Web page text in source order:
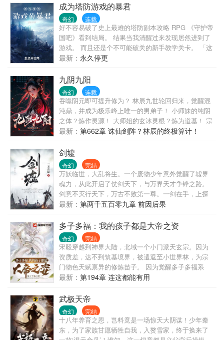
成为塔防游戏的暴君
奇幻 连载
好不容易破了史上最难的塔防副本攻略 RPG 《守护帝
国吧》看到结局。 结果当我清醒过来发现居然进到了
游戏。 而且还是个不可能破关的新手教学关卡。 「这
该死的粪GAME，我一定会破给你看……！」 (看到这
个作品的人别走先,先看一下,才决定要不要弃)
最新： 永久停更
九阴九阳
奇幻 连载
吞噬阴元即可提升修为？ 林辰九世轮回归来，觉醒混
沌鼎，并成为极乐峰上唯一的男弟子！ 小师妹的纯阴
之体？炼作灵源！ 大师姐的玄冰灵根？炼为道基！ 宗
门圣女的星辰血脉？炼入己身！ 女帝的至尊道骨？炼
成无上神通！ 炼！炼！！炼！！！ 这一世，他以三千
红颜为鼎炉，诸天法则为薪柴，誓要焚尽万世枷锁，
炼出一条独断万古的长生大道！
最新： 第662章 诛仙剑阵？林辰的终极算计！
剑墟
奇幻 完结
万妖临世，大乱将生。一个废物少年意外觉醒了墟界
魂力，从此开启了仗剑天下，与万界天才争锋之路。
剑意不灭行天下，万古不败第一尊。一剑在手，上探
九霄，下闯幽府，争霸异界，让天下万剑朝宗！
最新： 第两千五百零九章 前因后果
多子多福：我的孩子都是大帝之资
奇幻 完结
宋毅穿越到神界大陆，北域一个小门派天玄宗。因为
资质差，达不到筑基境界，被遣返至小世界林，为宗
门物色天赋禀异的修炼苗子。 因为觉醒多子多福系
统，只要生孩子就能获得奖励。 而且生的孩子都是拥
有大帝模板资质。 宋毅在一个小世界林，生下宋昊，
宋炎两个儿子，获得了至尊骨、异火等专属武器功
法。并且带着两个儿子，前往天玄宗弟子阁上交。 准
备利用宗门资源培养自己的儿子。 在天赋测试的时
候，意外结仇先天后期的张继，并且两个儿子天赋测
试出现异常。 值守长老发现异状，便将宋毅两个儿子
最新： 第194章 连这都能有用
武极天帝
奇幻 完结
十八年养育之恩，岂料竟是一场惊天大阴谋！少年秦
东，为了家族甘愿牺牲自我，入赘雪家，终于换来了